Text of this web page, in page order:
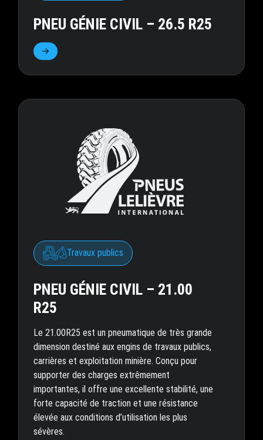
PNEU GÉNIE CIVIL – 26.5 R25
Travaux publics
PNEU GÉNIE CIVIL – 21.00
R25
Le 21.00R25 est un pneumatique de très grande
dimension destiné aux engins de travaux publics,
carrières et exploitation minière. Conçu pour
supporter des charges extrêmement
importantes, il offre une excellente stabilité, une
forte capacité de traction et une résistance
élevée aux conditions d’utilisation les plus
sévères.